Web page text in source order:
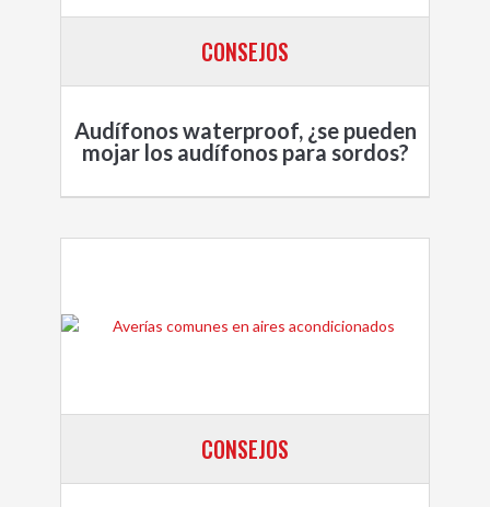
CONSEJOS
Audífonos waterproof, ¿se pueden
mojar los audífonos para sordos?
CONSEJOS